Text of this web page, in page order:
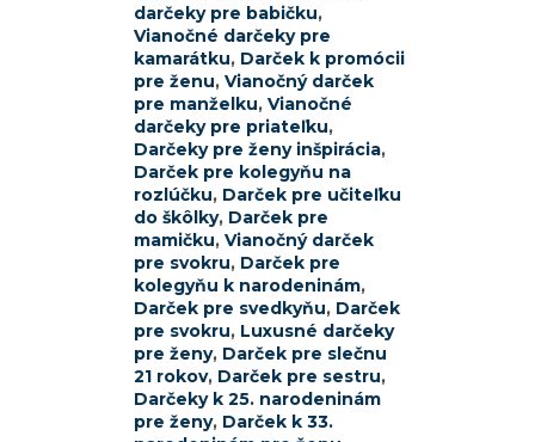
darčeky pre babičku,
Vianočné darčeky pre
kamarátku, Darček k promócii
pre ženu, Vianočný darček
pre manželku, Vianočné
darčeky pre priateľku,
Darčeky pre ženy inšpirácia,
Darček pre kolegyňu na
rozlúčku, Darček pre učiteľku
do škôlky, Darček pre
mamičku, Vianočný darček
pre svokru, Darček pre
kolegyňu k narodeninám,
Darček pre svedkyňu, Darček
pre svokru, Luxusné darčeky
pre ženy, Darček pre slečnu
21 rokov, Darček pre sestru,
Darčeky k 25. narodeninám
pre ženy, Darček k 33.